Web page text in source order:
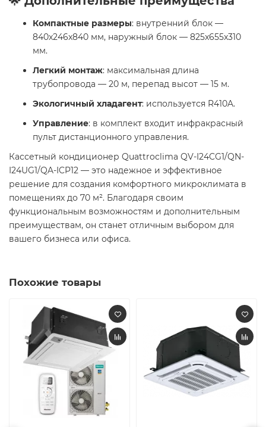
Компактные размеры: внутренний блок —
840x246x840 мм, наружный блок — 825x655x310
мм.
Легкий монтаж: максимальная длина
трубопровода — 20 м, перепад высот — 15 м.
Экологичный хладагент: используется R410A.
Управление: в комплект входит инфракрасный
пульт дистанционного управления.
Кассетный кондиционер Quattroclima QV-I24CG1/QN-
I24UG1/QA-ICP12 — это надежное и эффективное
решение для создания комфортного микроклимата в
помещениях до 70 м². Благодаря своим
функциональным возможностям и дополнительным
преимуществам, он станет отличным выбором для
вашего бизнеса или офиса.
Похожие товары